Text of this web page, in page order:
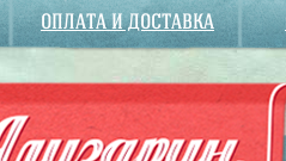
ОПЛАТА И ДОСТАВКА